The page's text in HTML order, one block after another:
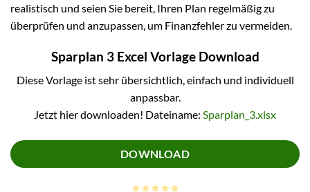
realistisch und seien Sie bereit, Ihren Plan regelmäßig zu
überprüfen und anzupassen, um Finanzfehler zu vermeiden.
Sparplan 3 Excel Vorlage Download
Diese Vorlage ist sehr übersichtlich, einfach und individuell
anpassbar.
Jetzt hier downloaden! Dateiname: Sparplan_3.xlsx
DOWNLOAD